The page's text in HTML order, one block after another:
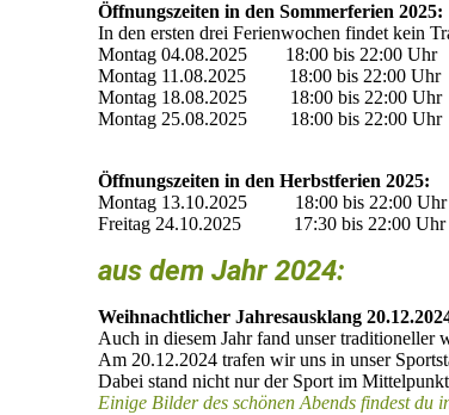
Öffnungszeiten in den Sommerferien 2025:
In den ersten drei Ferienwochen findet kein
Montag 04.08.2025 18:00 bis 22:00 Uhr
Montag 11.08.2025 18:00 bis 22:00 Uhr
Montag 18.08.2025 18:00 bis 22:00 Uhr
Montag 25.08.2025 18:00 bis 22:00 Uhr
Öffnungszeiten in den Herbstferien 2025:
Montag 13.10.2025 18:00 bis 22:00 Uhr
Freitag 24.10.2025 17:30 bis 22:00 Uhr
aus dem Jahr 2024:
Weihnachtlicher Jahresausklang
Auch in diesem Jahr fand unser traditioneller
Am 20.12.2024 trafen wir uns in unser
Dabei stand nicht nur der Sport im
Einige Bilder des schönen Abends findest du